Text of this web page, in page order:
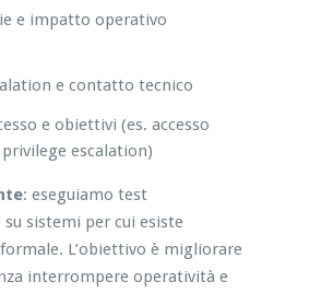
e impatto operativo
e contatto tecnico
e obiettivi (es. accesso
escalation)
: eseguiamo test
su sistemi per cui esiste
L’obiettivo è migliorare
interrompere operatività e